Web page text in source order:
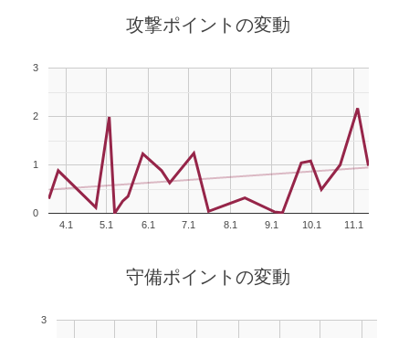
攻撃ポイントの変動
4.1 5.1 6.1 7.1 8.1 9.1 10.1 11.1
0
1
2
3
守備ポイントの変動
3